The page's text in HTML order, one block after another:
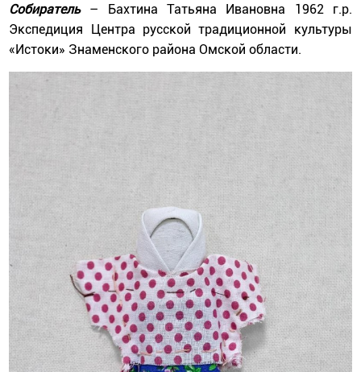
Собиратель– Бахтина Татьяна Ивановна 1962 г.р.
Экспедиция Центра русской традиционной культуры
«Истоки» Знаменского района Омской области.